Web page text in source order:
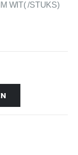
WIT( /STUKS)